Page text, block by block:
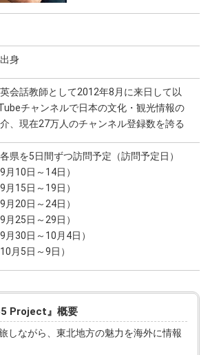
身
会話教師として2012年8月に来日して以
チャンネルで日本の文化・観光情報の
、現在27万人のチャンネル登録数を誇る
県を5日間ずつ訪問予定（訪問予定日）
月10日～14日）
月15日～19日）
月20日～24日）
月25日～29日）
月30日～10月4日）
月5日～9日）
Project』概要
しながら、東北地方の魅力を海外に情報